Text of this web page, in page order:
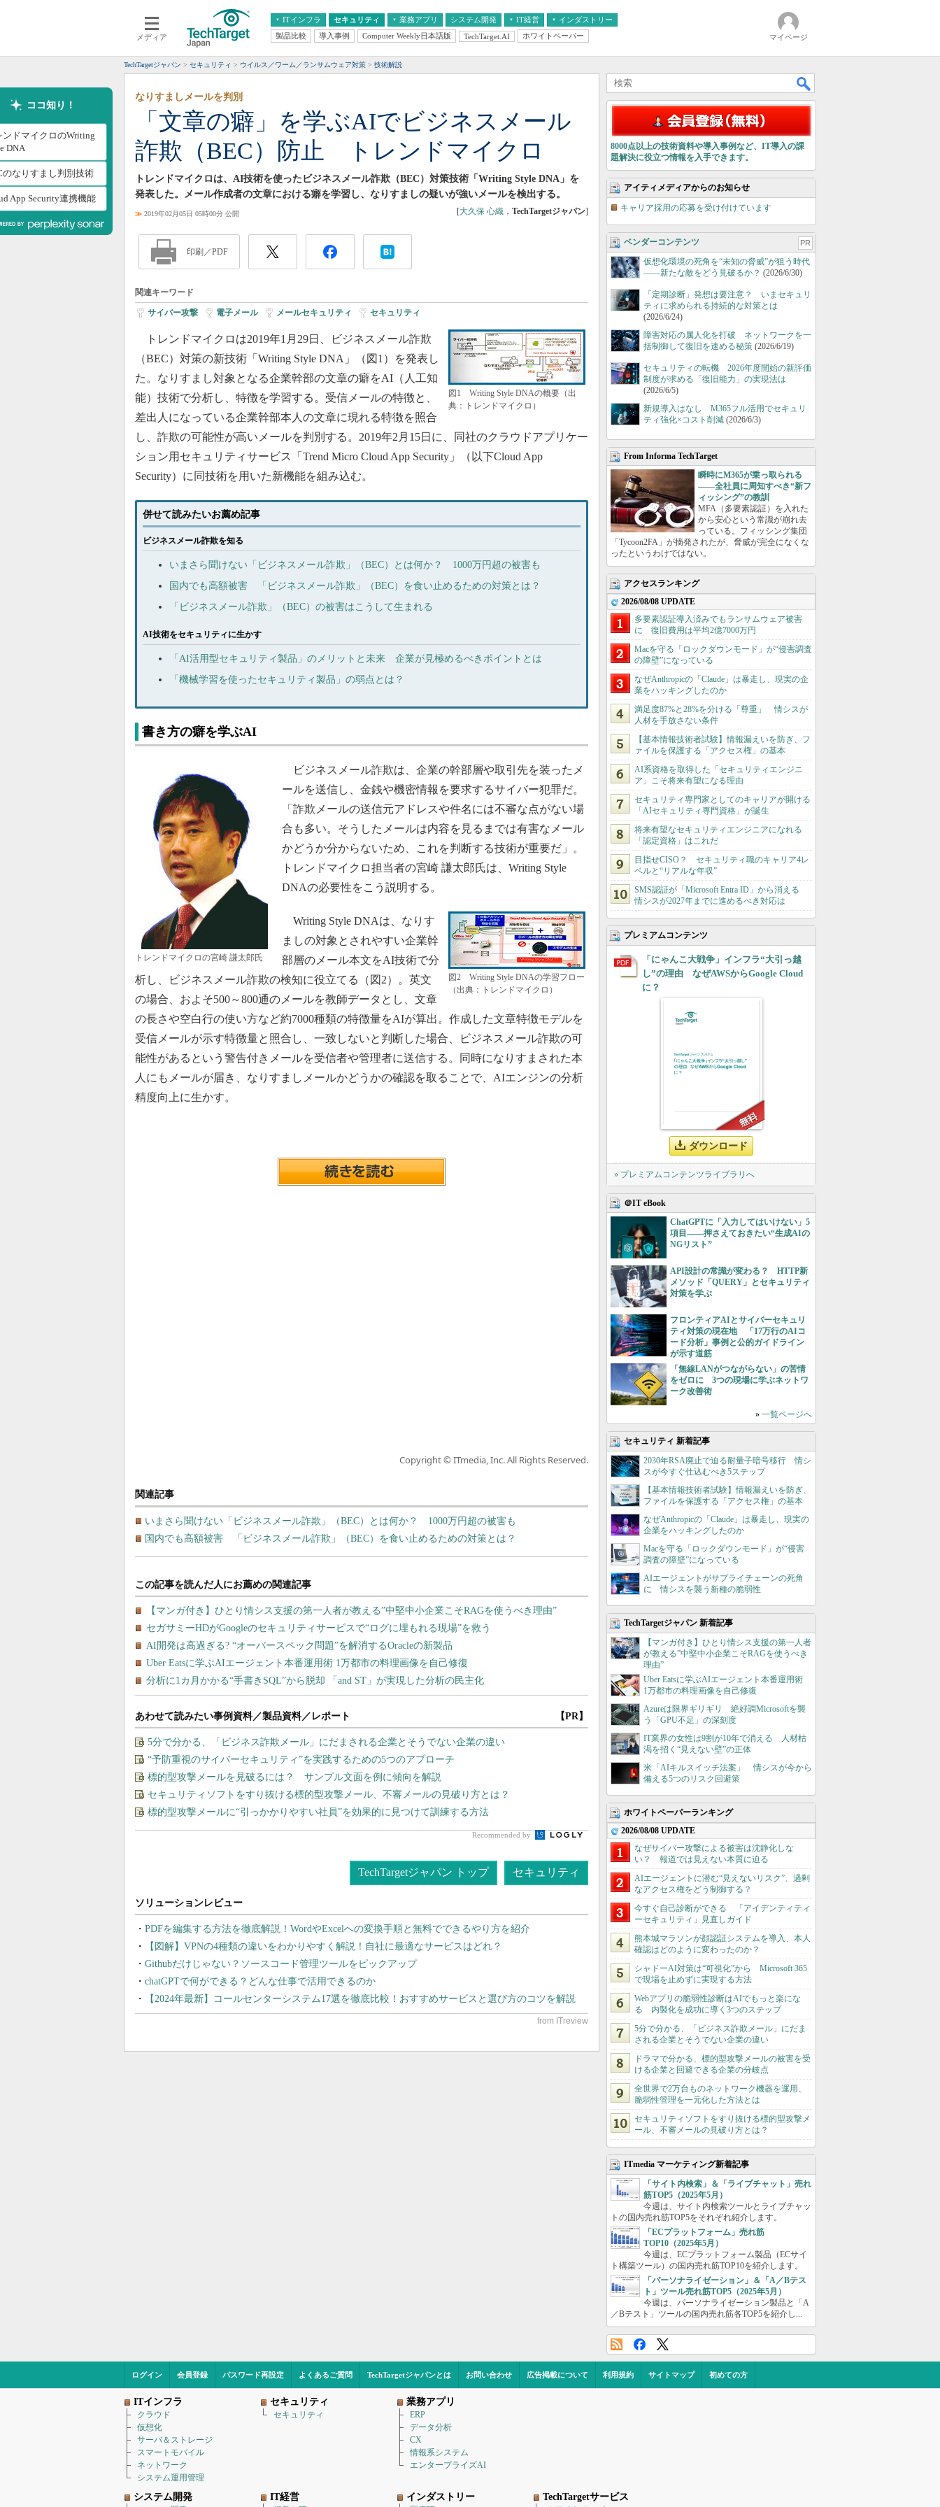
メディア
ITインフラ
クラウド
スマートモバイル
ネットワーク
システム運用管理
セキュリティ 業務アプリ
エンタープライズAI
ERP
情報系システム
システム開発 IT経営
経営とIT
中堅・中小企業とIT
インダストリー
医療IT
製品比較 導入事例 Computer Weekly日本語版 TechTarget.AI ホワイトペーパー マイページ
TechTargetジャパン セキュリティ ウイルス／ワーム／ランサムウェア対策 技術解説
ココ知り！
ンドマイクロのWriting
DNA
のなりすまし判別技術
App Security連携機能
「文章の癖」を学ぶAIでビジネスメール
詐欺（BEC）防止 トレンドマイクロ
なりすましメールを判別
トレンドマイクロは、AI技術を使ったビジネスメール詐欺（BEC）対策技術「Writing Style DNA」を
発表した。メール作成者の文章における癖を学習し、なりすましの疑いが強いメールを検出する。
≫ 2019年02月05日 05時00分 公開 [大久保 心織 ， TechTargetジャパン]
印刷／PDF
関連キーワード
サイバー攻撃 電子メール| メールセキュリティ セキュリティ
図1 Writing Style DNAの概要（出
典：トレンドマイクロ）
トレンドマイクロは2019年1月29日、ビジネスメール詐欺
（BEC）対策の新技術「Writing Style DNA」（図1）を発表し
た。なりすまし対象となる企業幹部の文章の癖をAI（人工知
能）技術で分析し、特徴を学習する。受信メールの特徴と、
差出人になっている企業幹部本人の文章に現れる特徴を照合
し、詐欺の可能性が高いメールを判別する。2019年2月15日に、同社のクラウドアプリケー
ション用セキュリティサービス「Trend Micro Cloud App Security」（以下Cloud App
Security）に同技術を用いた新機能を組み込む。
併せて読みたいお薦め記事
ビジネスメール詐欺を知る
いまさら聞けない「ビジネスメール詐欺」（BEC）とは何か？ 1000万円超の被害も
国内でも高額被害 「ビジネスメール詐欺」（BEC）を食い止めるための対策とは？
「ビジネスメール詐欺」（BEC）の被害はこうして生まれる
AI技術をセキュリティに生かす
「AI活用型セキュリティ製品」のメリットと未来 企業が見極めるべきポイントとは
「機械学習を使ったセキュリティ製品」の弱点とは？
書き方の癖を学ぶAI
トレンドマイクロの宮崎 謙太郎氏
ビジネスメール詐欺は、企業の幹部層や取引先を装ったメ
ールを送信し、金銭や機密情報を要求するサイバー犯罪だ。
「詐欺メールの送信元アドレスや件名には不審な点がない場
合も多い。そうしたメールは内容を見るまでは有害なメール
かどうか分からないため、これを判断する技術が重要だ」。
トレンドマイクロ担当者の宮崎 謙太郎氏は、Writing Style
DNAの必要性をこう説明する。
図2 Writing Style DNAの学習フロー
（出典：トレンドマイクロ）
Writing Style DNAは、なりす
ましの対象とされやすい企業幹
部層のメール本文をAI技術で分
析し、ビジネスメール詐欺の検知に役立てる（図2）。英文
の場合、およそ500～800通のメールを教師データとし、文章
の長さや空白行の使い方など約7000種類の特徴量をAIが算出。作成した文章特徴モデルを
受信メールが示す特徴量と照合し、一致しないと判断した場合、ビジネスメール詐欺の可
能性があるという警告付きメールを受信者や管理者に送信する。同時になりすまされた本
人にもメールが届き、なりすましメールかどうかの確認を取ることで、AIエンジンの分析
精度向上に生かす。
Copyright © ITmedia, Inc. All Rights Reserved.
関連記事
いまさら聞けない「ビジネスメール詐欺」（BEC）とは何か？ 1000万円超の被害も
国内でも高額被害 「ビジネスメール詐欺」（BEC）を食い止めるための対策とは？
あわせて読みたい事例資料／製品資料／レポート 【PR】
5分で分かる、「ビジネス詐欺メール」にだまされる企業とそうでない企業の違い
“予防重視のサイバーセキュリティ”を実践するための5つのアプローチ
標的型攻撃メールを見破るには？ サンプル文面を例に傾向を解説
セキュリティソフトをすり抜ける標的型攻撃メール、不審メールの見破り方とは？
標的型攻撃メールに“引っかかりやすい社員”を効果的に見つけて訓練する方法
Recommended by
TechTargetジャパン トップ セキュリティ
PDFを編集する方法を徹底解説！WordやExcelへの変換手順と無料でできるやり方を紹介
【図解】VPNの4種類の違いをわかりやすく解説！自社に最適なサービスはどれ？
Githubだけじゃない？ソースコード管理ツールをピックアップ
chatGPTで何ができる？どんな仕事で活用できるのか
【2024年最新】コールセンターシステム17選を徹底比較！おすすめサービスと選び方のコツを解説
8000点以上の技術資料や導入事例など、IT導入の課
題解決に役立つ情報を入手できます。
アイティメディアからのお知らせ
キャリア採用の応募を受け付けています
ベンダーコンテンツ PR
仮想化環境の死角を“未知の脅威”が狙う時代
――新たな敵をどう見破るか？ (2026/6/30)
「定期診断」発想は要注意？ いまセキュリ
ティに求められる持続的な対策とは
(2026/6/24)
障害対応の属人化を打破 ネットワークを一
括制御して復旧を速める秘策 (2026/6/19)
セキュリティの転機 2026年度開始の新評価
制度が求める「復旧能力」の実現法は
(2026/6/5)
新規導入はなし M365フル活用でセキュリ
ティ強化×コスト削減 (2026/6/3)
From Informa TechTarget
瞬時にM365が乗っ取られる
――全社員に周知すべき“新フ
ィッシング”の教訓
MFA（多要素認証）を入れた
から安心という常識が崩れ去
っている。フィッシング集団
「Tycoon2FA」が摘発されたが、脅威が完全になくな
ったというわけではない。
アクセスランキング
2026/08/08 UPDATE
多要素認証導入済みでもランサムウェア被害
に 復旧費用は平均2億7000万円
Macを守る「ロックダウンモード」が“侵害調査
の障壁”になっている
なぜAnthropicの「Claude」は暴走し、現実の企
業をハッキングしたのか
満足度87%と28%を分ける「尊重」 情シスが
人材を手放さない条件
【基本情報技術者試験】情報漏えいを防ぎ、フ
ァイルを保護する「アクセス権」の基本
AI系資格を取得した「セキュリティエンジニ
ア」こそ将来有望になる理由
セキュリティ専門家としてのキャリアが開ける
「AIセキュリティ専門資格」が誕生
将来有望なセキュリティエンジニアになれる
「認定資格」はこれだ
目指せCISO？ セキュリティ職のキャリア4レ
ベルと“リアルな年収”
SMS認証が「Microsoft Entra ID」から消える
情シスが2027年までに進めるべき対応は
プレミアムコンテンツ
「にゃんこ大戦争」インフラ“大引っ越
し”の理由 なぜAWSからGoogle Cloud
に？
ダウンロード
» プレミアムコンテンツライブラリへ
＠IT eBook
ChatGPTに「入力してはいけない」5
項目――押さえておきたい“生成AIの
NGリスト”
API設計の常識が変わる？ HTTP新
メソッド「QUERY」とセキュリティ
対策を学ぶ
フロンティアAIとサイバーセキュリ
ティ対策の現在地 「17万行のAIコ
ード分析」事例と公的ガイドライン
が示す道筋
「無線LANがつながらない」の苦情
をゼロに 3つの現場に学ぶネットワ
ーク改善術
» 一覧ページへ
セキュリティ 新着記事
2030年RSA廃止で迫る耐量子暗号移行 情シ
スが今すぐ仕込むべき5ステップ
【基本情報技術者試験】情報漏えいを防ぎ、
ファイルを保護する「アクセス権」の基本
なぜAnthropicの「Claude」は暴走し、現実の
企業をハッキングしたのか
Macを守る「ロックダウンモード」が“侵害
調査の障壁”になっている
AIエージェントがサプライチェーンの死角
に 情シスを襲う新種の脆弱性
TechTargetジャパン 新着記事
【マンガ付き】ひとり情シス支援の第一人者
が教える”中堅中小企業こそRAGを使うべき
理由”
Uber Eatsに学ぶAIエージェント本番運用術
1万都市の料理画像を自己修復
Azureは限界ギリギリ 絶好調Microsoftを襲
う「GPU不足」の深刻度
IT業界の女性は9割が10年で消える 人材枯
渇を招く“見えない壁”の正体
米「AIキルスイッチ法案」 情シスが今から
備える5つのリスク回避策
ホワイトペーパーランキング
2026/08/08 UPDATE
なぜサイバー攻撃による被害は沈静化しな
い？ 報道では見えない本質に迫る
AIエージェントに潜む“見えないリスク”、過剰
なアクセス権をどう制御する？
今すぐ自己診断ができる 「アイデンティティ
ーセキュリティ」見直しガイド
熊本城マラソンが顔認証システムを導入、本人
確認はどのように変わったのか？
シャドーAI対策は“可視化”から Microsoft 365
で現場を止めずに実現する方法
Webアプリの脆弱性診断はAIでもっと楽にな
る 内製化を成功に導く3つのステップ
5分で分かる、「ビジネス詐欺メール」にだま
される企業とそうでない企業の違い
ドラマで分かる、標的型攻撃メールの被害を受
ける企業と回避できる企業の分岐点
全世界で2万台ものネットワーク機器を運用、
脆弱性管理を一元化した方法とは
セキュリティソフトをすり抜ける標的型攻撃メ
ール、不審メールの見破り方とは？
ITmedia マーケティング新着記事
「サイト内検索」＆「ライブチャット」売れ
筋TOP5（2025年5月）
今週は、サイト内検索ツールとライブチャッ
トの国内売れ筋TOP5をそれぞれ紹介します。
「ECプラットフォーム」売れ筋
TOP10（2025年5月）
今週は、ECプラットフォーム製品（ECサイ
ト構築ツール）の国内売れ筋TOP10を紹介します。
「パーソナライゼーション」＆「A／Bテス
ト」ツール売れ筋TOP5（2025年5月）
今週は、パーソナライゼーション製品と「A
／Bテスト」ツールの国内売れ筋各TOP5を紹介し...
ログイン 会員登録 パスワード再設定 よくあるご質問 TechTargetジャパンとは お問い合わせ 広告掲載について 利用規約 サイトマップ 初めての方
ITインフラ
クラウド
仮想化
サーバ＆ストレージ
スマートモバイル
ネットワーク
システム運用管理
セキュリティ
セキュリティ
業務アプリ
ERP
データ分析
CX
情報系システム
エンタープライズAI
システム開発 IT経営 インダストリー TechTargetサービス